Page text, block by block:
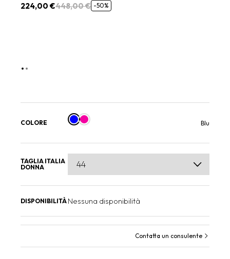
224,00 €448,00 € -50%
COLORE Blu
TAGLIA ITALIA
DONNA
DISPONIBILITÀ Nessuna disponibilità
Contatta un consulente